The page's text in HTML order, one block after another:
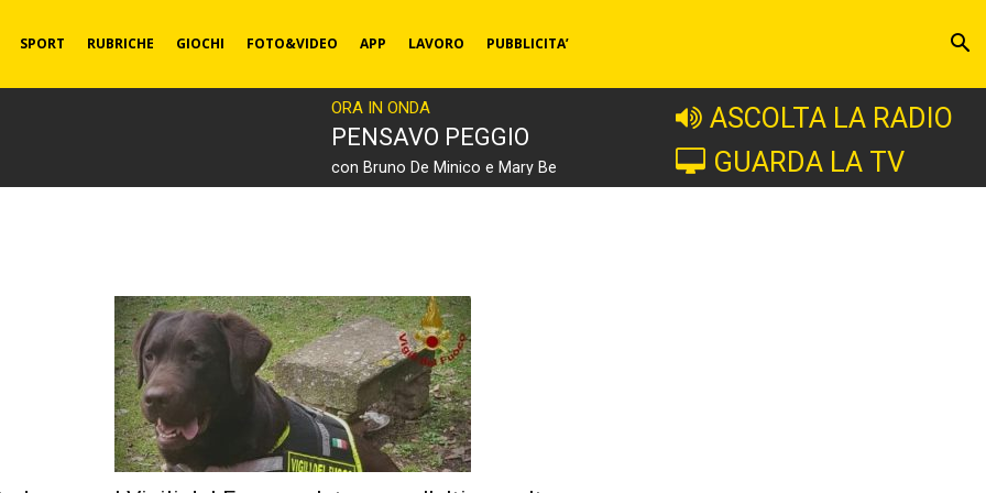
SPORT RUBRICHE GIOCHI FOTO&VIDEO APP LAVORO PUBBLICITA’
ORA IN ONDA
PENSAVO PEGGIO
con Bruno De Minico e Mary Be
ASCOLTA LA RADIO
GUARDA LA TV